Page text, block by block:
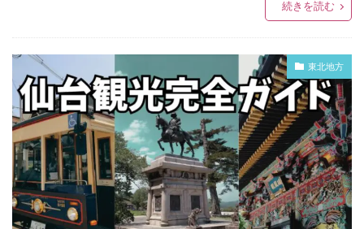
続きを読む
東北地方